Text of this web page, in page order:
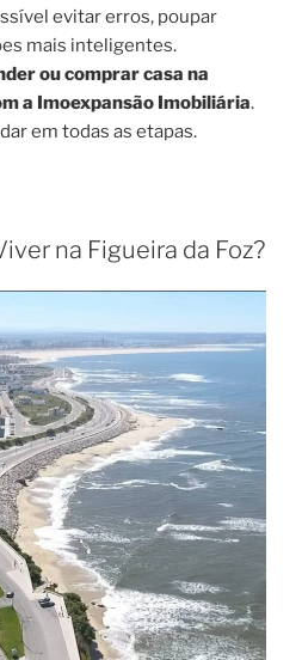
evitar erros, poupar
mais inteligentes.
ou comprar casa na
a Imoexpansão Imobiliária.
em todas as etapas.
na Figueira da Foz?